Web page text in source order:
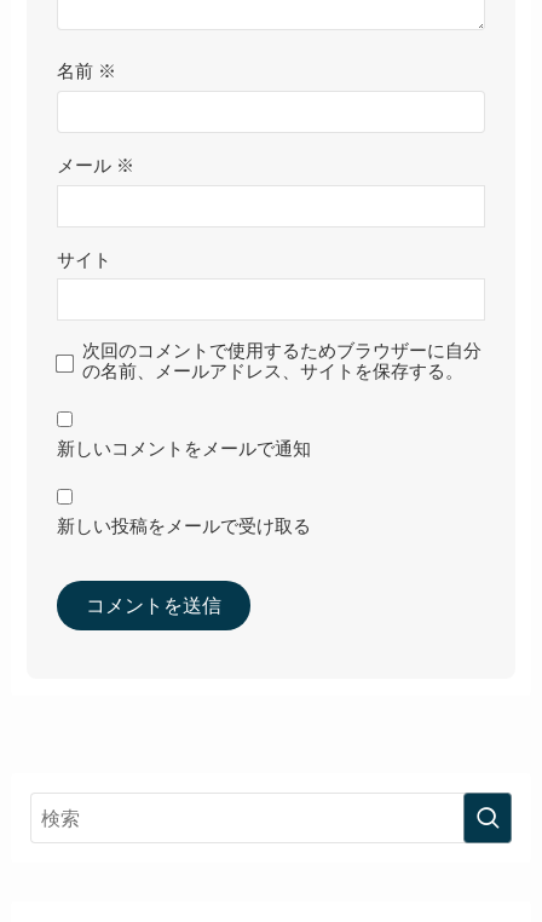
名前 ※
メール ※
サイト
次回のコメントで使用するためブラウザーに自分
の名前、メールアドレス、サイトを保存する。
新しいコメントをメールで通知
新しい投稿をメールで受け取る